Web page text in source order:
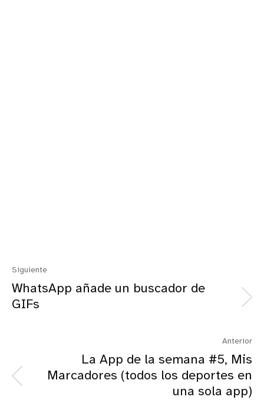
Siguiente
WhatsApp añade un buscador de
GIFs
Anterior
La App de la semana #5, Mis
Marcadores (todos los deportes en
una sola app)